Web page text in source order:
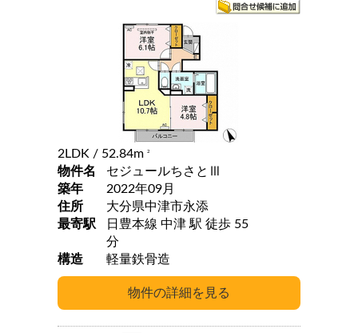
2LDK / 52.84m 2
物件名
セジュールちさとⅢ
築年
2022年09月
住所
大分県中津市永添
最寄駅
日豊本線 中津 駅 徒歩 55
分
構造
軽量鉄骨造